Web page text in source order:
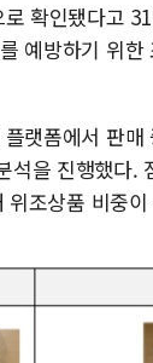
확인됐다고
예방하기 위
랫폼에서 판
석을 진행했
조상품 비중